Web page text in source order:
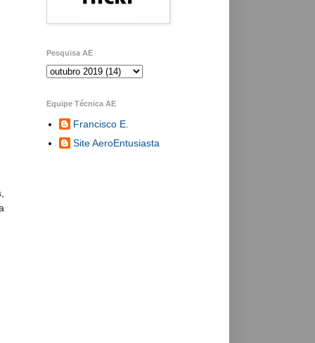
Pesquisa AE
Equipe Técnica AE
Francisco E.
Site AeroEntusiasta